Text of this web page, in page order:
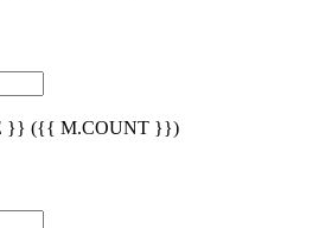
}} ({{ M.COUNT }})